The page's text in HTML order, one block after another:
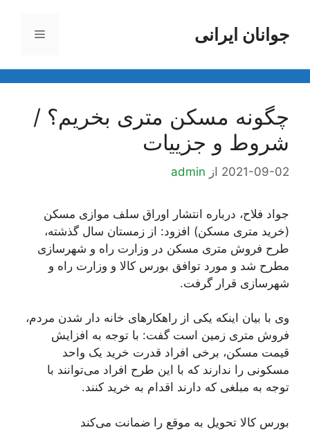
محتواجوانان ایرانی فهرست
چگونه مسکن متری بخریم؟ /
شروط و جزيیات
2021-09-02 از admin
جواد فلاح، درباره انتشار اوراق سلف موازی مسکن
(خرید متری مسکن) افزود: از زمستان سال گذشته،
طرح فروش متری مسکن در وزارت راه و شهرسازی
مطرح شد و مورد توافق بورس کالا و وزارت راه و
شهرسازی قرار گرفت.
وی با بیان اینکه یکی از راهکار‌های خانه دار شدن مردم،
فروش متری زمین است گفت: با توجه به افزایش
قیمت مسکن، برخی افراد قدرت خرید یک واحد
مسکونی را ندارند که با این طرح افراد می‌توانند با
توجه به مبلغی که دارند اقدام به خرید کنند.
بورس کالا تحویل به موقع را ضمانت می‌کند